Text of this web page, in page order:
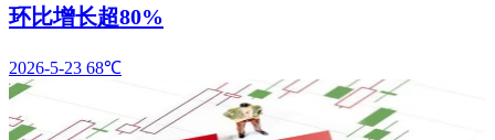
环比增长超80%
2026-5-23 68℃